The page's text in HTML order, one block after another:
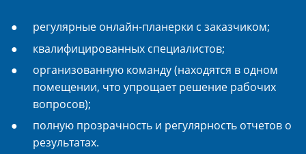
регулярные онлайн-планерки с заказчиком;
квалифицированных специалистов;
организованную команду (находятся в одном
помещении, что упрощает решение рабочих
вопросов);
полную прозрачность и регулярность отчетов о
результатах.